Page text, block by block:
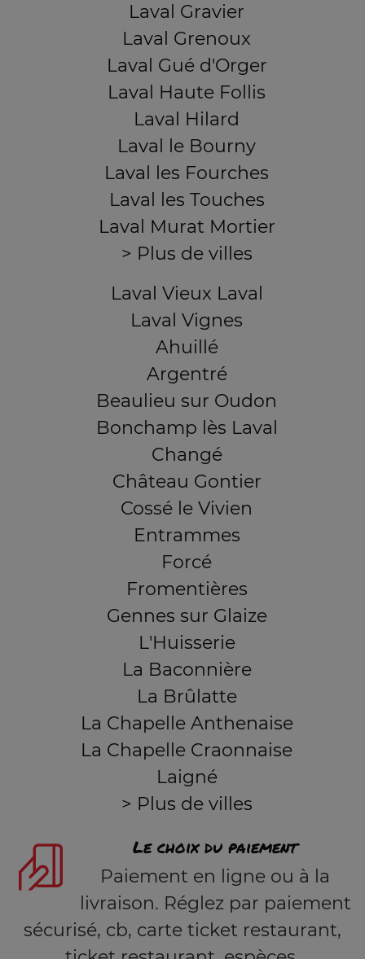
Laval Gravier
Laval Grenoux
Laval Gué d'Orger
Laval Haute Follis
Laval Hilard
Laval le Bourny
Laval les Fourches
Laval les Touches
Laval Murat Mortier
> Plus de villes
Laval Vieux Laval
Laval Vignes
Ahuillé
Argentré
Beaulieu sur Oudon
Bonchamp lès Laval
Changé
Château Gontier
Cossé le Vivien
Entrammes
Forcé
Fromentières
Gennes sur Glaize
L'Huisserie
La Baconnière
La Brûlatte
La Chapelle Anthenaise
La Chapelle Craonnaise
Laigné
> Plus de villes
Le choix du paiement
Paiement en ligne ou à la
livraison. Réglez par paiement
sécurisé, cb, carte ticket restaurant,